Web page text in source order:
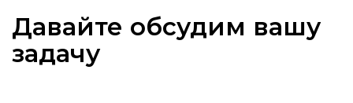
Давайте обсудим вашу
задачу